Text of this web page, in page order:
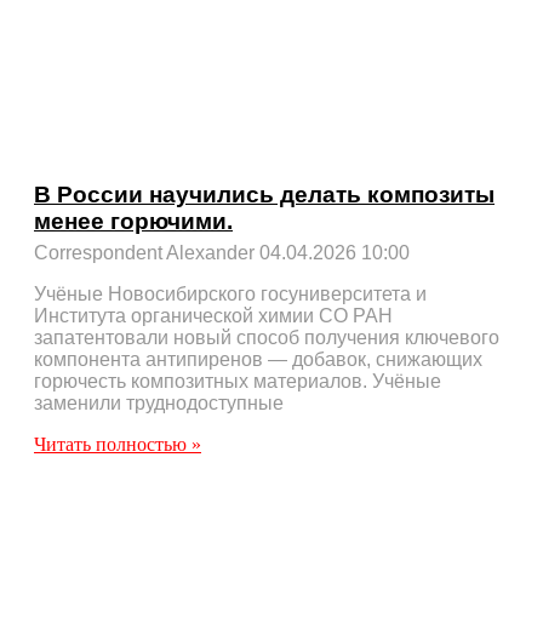
В России научились делать композиты
менее горючими.
Correspondent Alexander 04.04.2026 10:00
Учёные Новосибирского госуниверситета и
Института органической химии СО РАН
запатентовали новый способ получения ключевого
компонента антипиренов — добавок, снижающих
горючесть композитных материалов. Учёные
заменили труднодоступные
Читать полностью »